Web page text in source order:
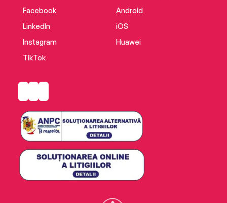
Facebook
LinkedIn
Instagram
TikTok
Android
iOS
Huawei